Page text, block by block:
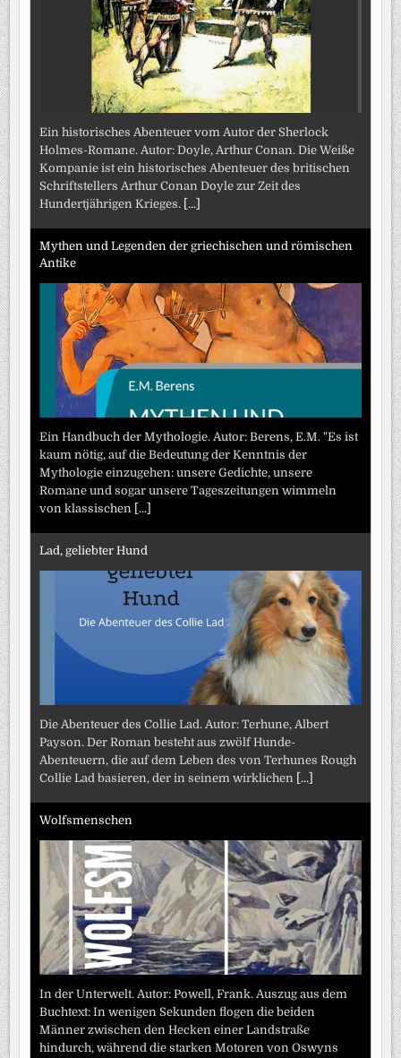
Ein historisches Abenteuer vom Autor der Sherlock
Holmes-Romane. Autor: Doyle, Arthur Conan. Die Weiße
Kompanie ist ein historisches Abenteuer des britischen
Schriftstellers Arthur Conan Doyle zur Zeit des
Hundertjährigen Krieges. [...]
Mythen und Legenden der griechischen und römischen
Antike
Ein Handbuch der Mythologie. Autor: Berens, E.M. "Es ist
kaum nötig, auf die Bedeutung der Kenntnis der
Mythologie einzugehen: unsere Gedichte, unsere
Romane und sogar unsere Tageszeitungen wimmeln
von klassischen [...]
Lad, geliebter Hund
Die Abenteuer des Collie Lad. Autor: Terhune, Albert
Payson. Der Roman besteht aus zwölf Hunde-
Abenteuern, die auf dem Leben des von Terhunes Rough
Collie Lad basieren, der in seinem wirklichen [...]
Wolfsmenschen
In der Unterwelt. Autor: Powell, Frank. Auszug aus dem
Buchtext: In wenigen Sekunden flogen die beiden
Männer zwischen den Hecken einer Landstraße
hindurch, während die starken Motoren von Oswyns